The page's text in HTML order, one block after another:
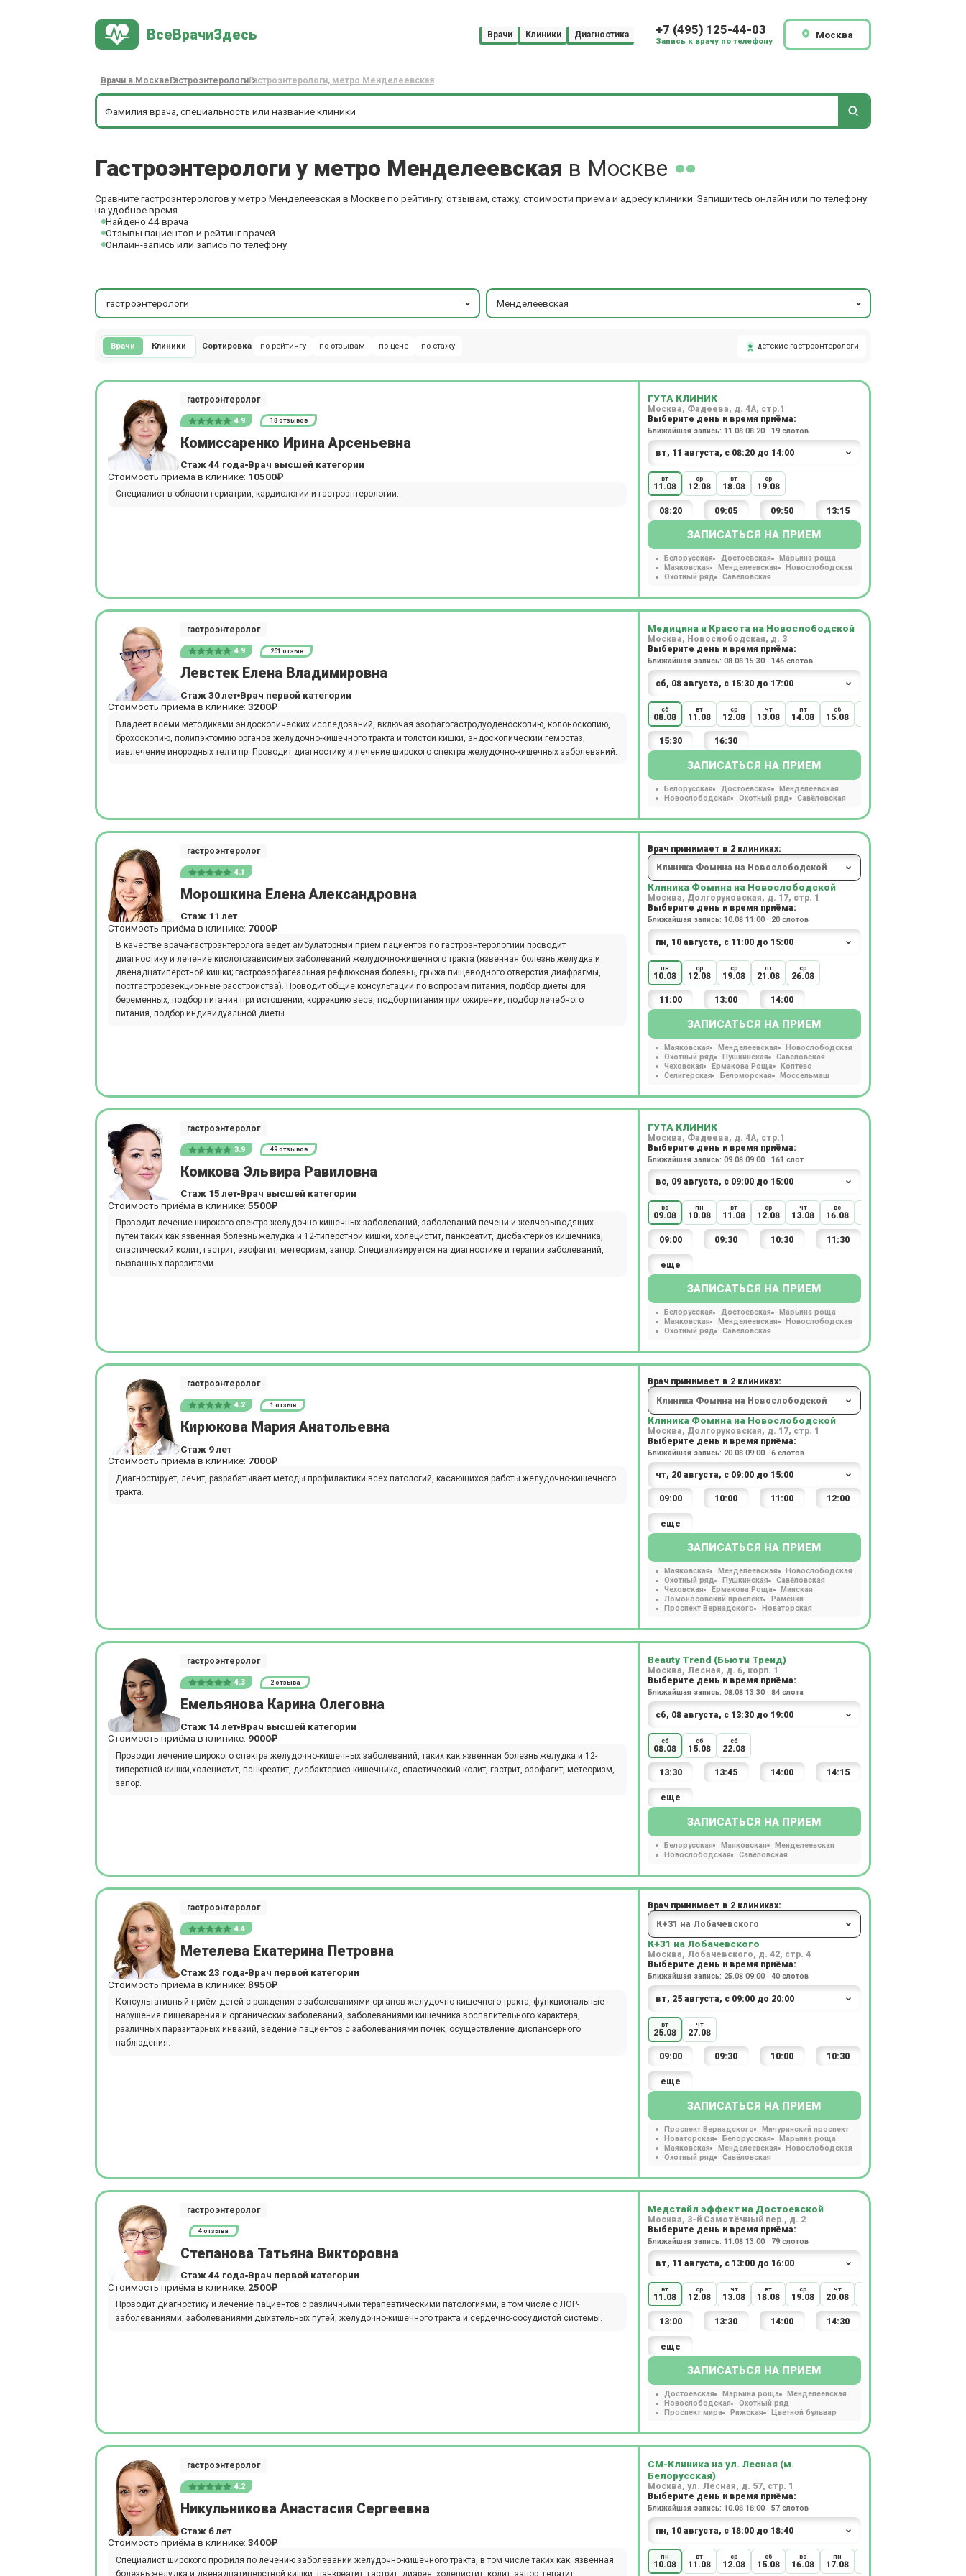
ВсеВрачиЗдесь Врачи Клиники Диагностика +7 (495) 125-44-03
Запись к врачу по телефону
Москва
Врачи в Москве ГастроэнтерологиГастроэнтерологи, метро Менделеевская
Гастроэнтерологи у метро Менделеевская в Москве
Сравните гастроэнтерологов у метро Менделеевская в Москве по рейтингу, отзывам, стажу, стоимости приема и адресу клиники. Запишитесь онлайн или по телефону
на удобное время.
Найдено 44 врача
Отзывы пациентов и рейтинг врачей
Онлайн-запись или запись по телефону
гастроэнтерологи Менделеевская
Врачи Клиники Сортировка по рейтингу по отзывам по цене по стажу детские гастроэнтерологи
гастроэнтеролог
4.9 18 отзывов
Комиссаренко Ирина Арсеньевна
Стаж 44 года Врач высшей категории
Стоимость приёма в клинике: 10500₽
Специалист в области гериатрии, кардиологии и гастроэнтерологии.
ГУТА КЛИНИК
Москва, Фадеева, д. 4А, стр.1
Выберите день и время приёма:
Ближайшая запись: 11.08 08:20 · 19 слотов
вт
11.08
ср
12.08
вт
18.08
ср
19.08
08:20 09:05 09:50 13:15
ЗАПИСАТЬСЯ НА ПРИЕМ
Белорусская Достоевская
Марьина роща
Маяковская
Менделеевская
Новослободская
Охотный ряд
Савёловская
гастроэнтеролог
4.9 251 отзыв
Левстек Елена Владимировна
Стаж 30 лет Врач первой категории
Стоимость приёма в клинике: 3200₽
Владеет всеми методиками эндоскопических исследований, включая эзофагогастродуоденоскопию, колоноскопию,
брохоскопию, полипэктомию органов желудочно-кишечного тракта и толстой кишки, эндоскопический гемостаз,
извлечение инородных тел и пр. Проводит диагностику и лечение широкого спектра желудочно-кишечных заболеваний.
Медицина и Красота на Новослободской
Москва, Новослободская, д. 3
Выберите день и время приёма:
Ближайшая запись: 08.08 15:30 · 146 слотов
сб
08.08
вт
11.08
ср
12.08
чт
13.08
пт
14.08
сб
15.08
15:30 16:30
ЗАПИСАТЬСЯ НА ПРИЕМ
Белорусская Достоевская
Менделеевская
Новослободская
Охотный ряд Савёловская
гастроэнтеролог
4.1
Морошкина Елена Александровна
Стаж 11 лет
Стоимость приёма в клинике: 7000₽
В качестве врача-гастроэнтеролога ведет амбулаторный прием пациентов по гастроэнтерологиии проводит
диагностику и лечение кислотозависимых заболеваний желудочно-кишечного тракта (язвенная болезнь желудка и
двенадцатиперстной кишки; гастроэзофагеальная рефлюксная болезнь, грыжа пищеводного отверстия диафрагмы,
постгастрорезекционные расстройства). Проводит общие консультации по вопросам питания, подбор диеты для
беременных, подбор питания при истощении, коррекцию веса, подбор питания при ожирении, подбор лечебного
питания, подбор индивидуальной диеты.
Врач принимает в 2 клиниках:
Клиника Фомина на Новослободской
Москва, Долгоруковская, д. 17, стр. 1
Выберите день и время приёма:
Ближайшая запись: 10.08 11:00 · 20 слотов
пн
10.08
ср
12.08
ср
19.08
пт
21.08
ср
26.08
11:00 13:00 14:00
ЗАПИСАТЬСЯ НА ПРИЕМ
Маяковская Менделеевская
Новослободская
Охотный ряд
Пушкинская
Савёловская
Чеховская
Ермакова Роща
Коптево
Селигерская
Беломорская Моссельмаш
гастроэнтеролог
3.9 49 отзывов
Комкова Эльвира Равиловна
Стаж 15 лет Врач высшей категории
Стоимость приёма в клинике: 5500₽
Проводит лечение широкого спектра желудочно-кишечных заболеваний, заболеваний печени и желчевыводящих
путей таких как язвенная болезнь желудка и 12-типерстной кишки, холецистит, панкреатит, дисбактериоз кишечника,
спастический колит, гастрит, эзофагит, метеоризм, запор. Специализируется на диагностике и терапии заболеваний,
вызванных паразитами.
ГУТА КЛИНИК
Москва, Фадеева, д. 4А, стр.1
Выберите день и время приёма:
Ближайшая запись: 09.08 09:00 · 161 слот
вс
09.08
пн
10.08
вт
11.08
ср
12.08
чт
13.08
вс
16.08
09:00 09:30 10:30 11:30
еще
ЗАПИСАТЬСЯ НА ПРИЕМ
Белорусская Достоевская
Марьина роща
Маяковская
Менделеевская
Новослободская
Охотный ряд
Савёловская
гастроэнтеролог
4.2 1 отзыв
Кирюкова Мария Анатольевна
Стаж 9 лет
Стоимость приёма в клинике: 7000₽
Диагностирует, лечит, разрабатывает методы профилактики всех патологий, касающихся работы желудочно-кишечного
тракта.
Врач принимает в 2 клиниках:
Клиника Фомина на Новослободской
Москва, Долгоруковская, д. 17, стр. 1
Выберите день и время приёма:
Ближайшая запись: 20.08 09:00 · 6 слотов
09:00 10:00 11:00 12:00
еще
ЗАПИСАТЬСЯ НА ПРИЕМ
Маяковская Менделеевская
Новослободская
Охотный ряд
Пушкинская
Савёловская
Чеховская
Ермакова Роща
Минская
Ломоносовский проспект
Раменки
Проспект Вернадского
Новаторская
гастроэнтеролог
4.3 2 отзыва
Емельянова Карина Олеговна
Стаж 14 лет Врач высшей категории
Стоимость приёма в клинике: 9000₽
Проводит лечение широкого спектра желудочно-кишечных заболеваний, таких как язвенная болезнь желудка и 12-
типерстной кишки,холецистит, панкреатит, дисбактериоз кишечника, спастический колит, гастрит, эзофагит, метеоризм,
запор.
Beauty Trend (Бьюти Тренд)
Москва, Лесная, д. 6, корп. 1
Выберите день и время приёма:
Ближайшая запись: 08.08 13:30 · 84 слота
сб
08.08
сб
15.08
сб
22.08
13:30 13:45 14:00 14:15
еще
ЗАПИСАТЬСЯ НА ПРИЕМ
Белорусская Маяковская
Менделеевская
Новослободская
Савёловская
гастроэнтеролог
4.4
Метелева Екатерина Петровна
Стаж 23 года Врач первой категории
Стоимость приёма в клинике: 8950₽
Консультативный приём детей с рождения с заболеваниями органов желудочно-кишечного тракта, функциональные
нарушения пищеварения и органических заболеваний, заболеваниями кишечника воспалительного характера,
различных паразитарных инвазий, ведение пациентов с заболеваниями почек, осуществление диспансерного
наблюдения.
Врач принимает в 2 клиниках:
К+31 на Лобачевского
Москва, Лобачевского, д. 42, стр. 4
Выберите день и время приёма:
Ближайшая запись: 25.08 09:00 · 40 слотов
вт
25.08
чт
27.08
09:00 09:30 10:00 10:30
еще
ЗАПИСАТЬСЯ НА ПРИЕМ
Проспект Вернадского
Мичуринский проспект
Новаторская
Белорусская
Марьина роща
Маяковская
Менделеевская
Новослободская
Охотный ряд
Савёловская
гастроэнтеролог
4 отзыва
Степанова Татьяна Викторовна
Стаж 44 года Врач первой категории
Стоимость приёма в клинике: 2500₽
Проводит диагностику и лечение пациентов с различными терапевтическими патологиями, в том числе с ЛОР-
заболеваниями, заболеваниями дыхательных путей, желудочно-кишечного тракта и сердечно-сосудистой системы.
Медстайл эффект на Достоевской
Москва, 3-й Самотёчный пер., д. 2
Выберите день и время приёма:
Ближайшая запись: 11.08 13:00 · 79 слотов
вт
11.08
ср
12.08
чт
13.08
вт
18.08
ср
19.08
чт
20.08
13:00 13:30 14:00 14:30
еще
ЗАПИСАТЬСЯ НА ПРИЕМ
Достоевская Марьина роща
Менделеевская
Новослободская
Охотный ряд
Проспект мира
Рижская Цветной бульвар
гастроэнтеролог
4.2
Никульникова Анастасия Сергеевна
Стаж 6 лет
Стоимость приёма в клинике: 3400₽
Специалист широкого профиля по лечению заболеваний желудочно-кишечного тракта, в том числе таких как: язвенная
болезнь желудка и двенадцатиперстной кишки, панкреатит, гастрит, диарея, холецистит, колит, запор, гепатит.
СМ-Клиника на ул. Лесная (м.
Белорусская)
Москва, ул. Лесная, д. 57, стр. 1
Выберите день и время приёма:
Ближайшая запись: 10.08 18:00 · 57 слотов
пн
10.08
вт
11.08
ср
12.08
сб
15.08
вс
16.08
пн
17.08